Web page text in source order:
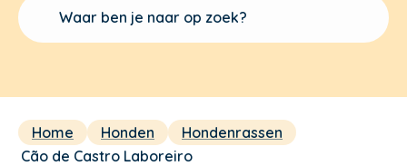
Home Honden
Hondenrassen
Cão de Castro Laboreiro